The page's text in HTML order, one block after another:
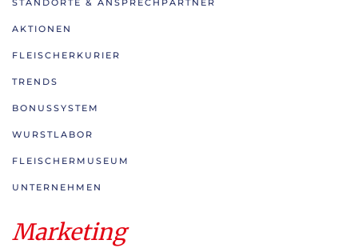
STANDORTE & ANSPRECHPARTNER
AKTIONEN
FLEISCHERKURIER
TRENDS
BONUSSYSTEM
WURSTLABOR
FLEISCHERMUSEUM
UNTERNEHMEN
Marketing